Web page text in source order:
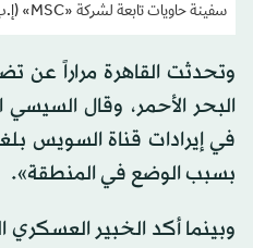
سفينة حاويات تابعة لشركة «MSC» (إ.ب.أ)
وتحدثت القاهرة مراراً عن
البحر الأحمر، وقال
بسبب الوضع في المنطقة».
وبينما أكد الخبير